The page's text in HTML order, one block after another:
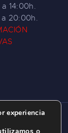
14:00h.
a 20:00h.
2026.
experiencia